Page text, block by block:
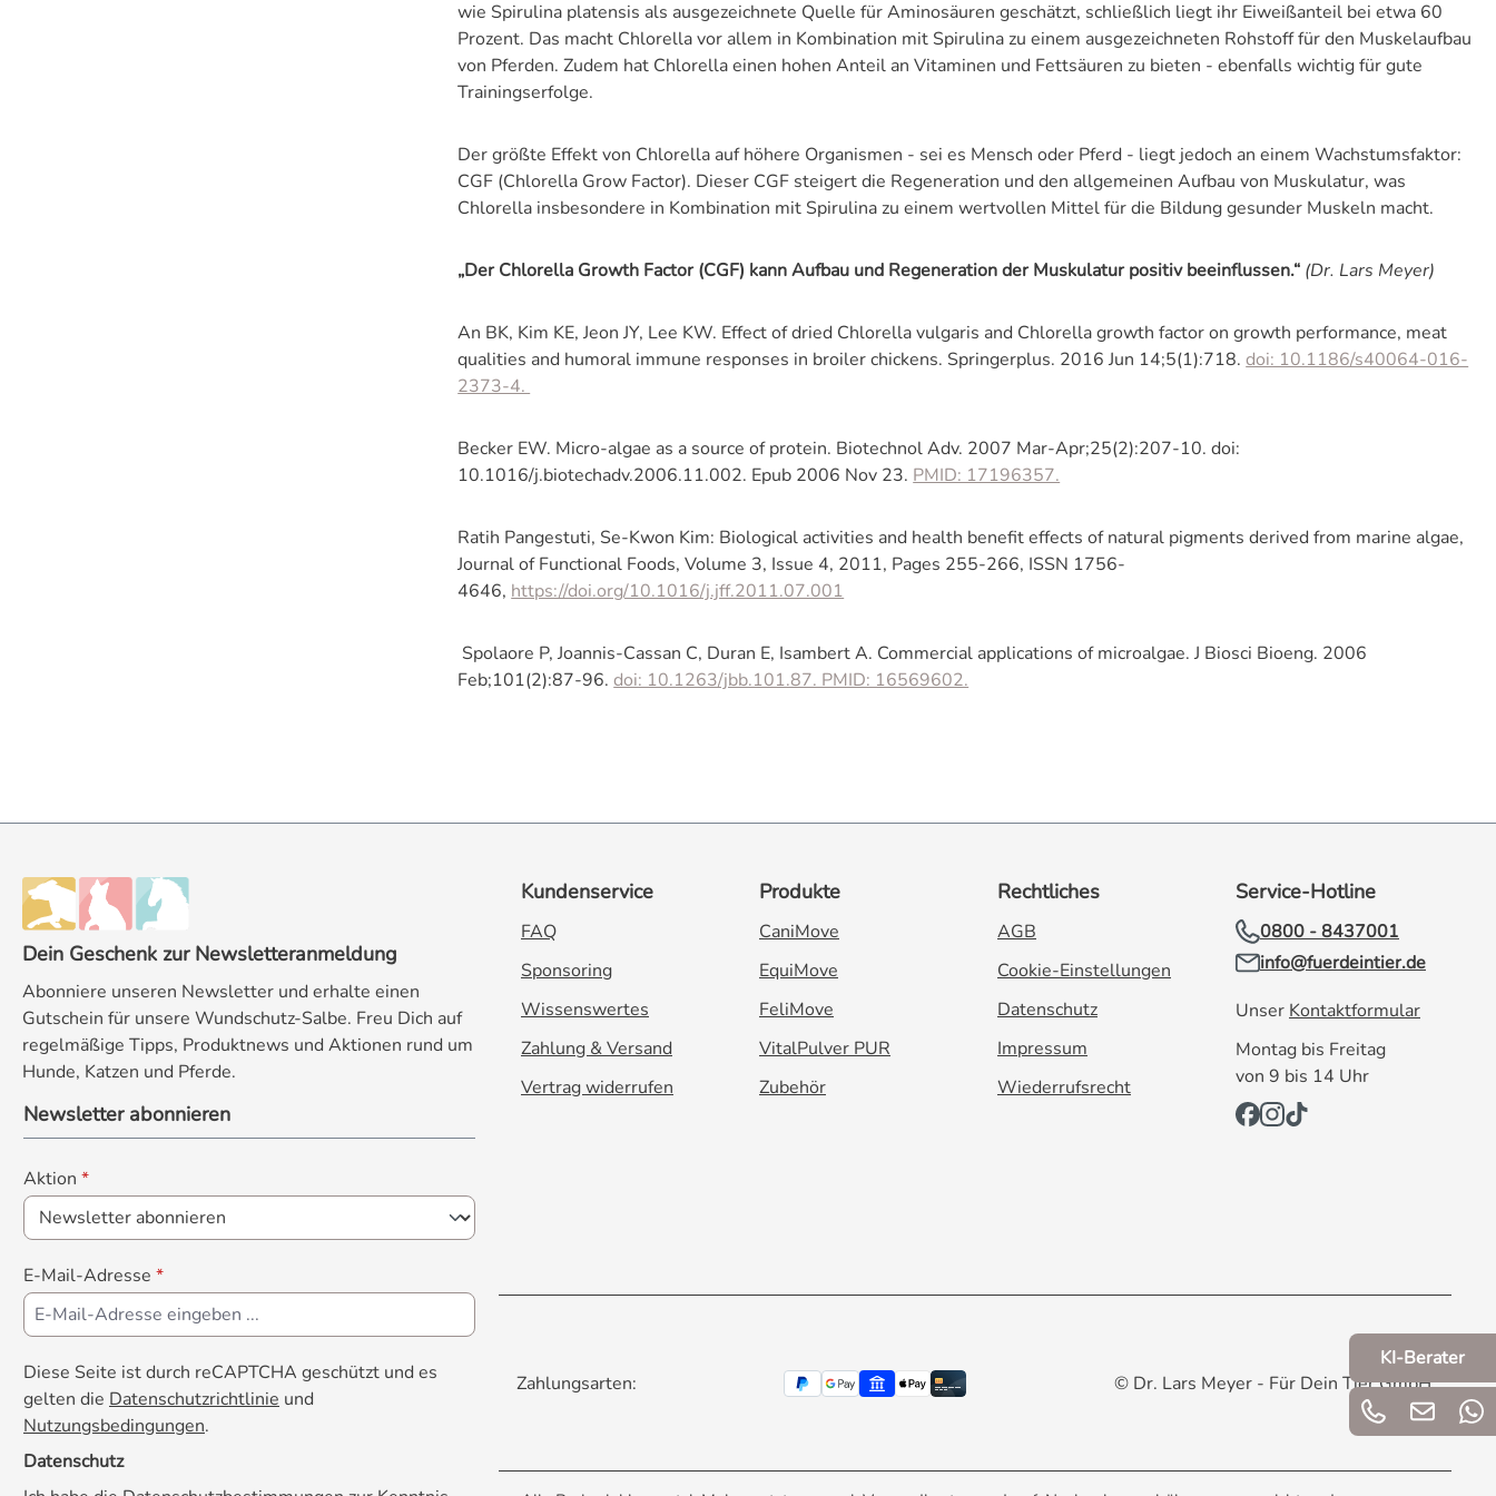
wie Spirulina platensis als ausgezeichnete Quelle für Aminosäuren geschätzt, schließlich liegt ihr Eiweißanteil bei etwa 60
Prozent. Das macht Chlorella vor allem in Kombination mit Spirulina zu einem ausgezeichneten Rohstoff für den Muskelaufbau
von Pferden. Zudem hat Chlorella einen hohen Anteil an Vitaminen und Fettsäuren zu bieten - ebenfalls wichtig für gute
Trainingserfolge.
Der größte Effekt von Chlorella auf höhere Organismen - sei es Mensch oder Pferd - liegt jedoch an einem Wachstumsfaktor:
CGF (Chlorella Grow Factor). Dieser CGF steigert die Regeneration und den allgemeinen Aufbau von Muskulatur, was
Chlorella insbesondere in Kombination mit Spirulina zu einem wertvollen Mittel für die Bildung gesunder Muskeln macht.
„Der Chlorella Growth Factor (CGF) kann Aufbau und Regeneration der Muskulatur positiv beeinflussen.“ (Dr. Lars Meyer)
An BK, Kim KE, Jeon JY, Lee KW. Effect of dried Chlorella vulgaris and Chlorella growth factor on growth performance, meat
qualities and humoral immune responses in broiler chickens. Springerplus. 2016 Jun 14;5(1):718.doi: 10.1186/s40064-016-
2373-4.
Becker EW. Micro-algae as a source of protein. Biotechnol Adv. 2007 Mar-Apr;25(2):207-10. doi:
10.1016/j.biotechadv.2006.11.002. Epub 2006 Nov 23. PMID: 17196357.
Ratih Pangestuti, Se-Kwon Kim: Biological activities and health benefit effects of natural pigments derived from marine algae,
Journal of Functional Foods, Volume 3, Issue 4, 2011, Pages 255-266, ISSN 1756-
4646, https://doi.org/10.1016/j.jff.2011.07.001
Spolaore P, Joannis-Cassan C, Duran E, Isambert A. Commercial applications of microalgae. J Biosci Bioeng. 2006
Feb;101(2):87-96.doi: 10.1263/jbb.101.87. PMID: 16569602.
Dein Geschenk zur Newsletteranmeldung
Abonniere unseren Newsletter und erhalte einen
Gutschein für unsere Wundschutz-Salbe. Freu Dich auf
regelmäßige Tipps, Produktnews und Aktionen rund um
Hunde, Katzen und Pferde.
Newsletter abonnieren
Aktion *
E-Mail-Adresse *
Diese Seite ist durch reCAPTCHA geschützt und es
gelten die Datenschutzrichtlinie und
Nutzungsbedingungen.
Datenschutz
Kundenservice
FAQ
Sponsoring
Wissenswertes
Zahlung & Versand
Vertrag widerrufen
Produkte
CaniMove
EquiMove
FeliMove
VitalPulver PUR
Zubehör
Rechtliches
AGB
Cookie-Einstellungen
Datenschutz
Impressum
Wiederrufsrecht
Service-Hotline
0800 - 8437001
info@fuerdeintier.de
Unser Kontaktformular
Montag bis Freitag
von 9 bis 14 Uhr
Zahlungsarten: © Dr. Lars Meyer - Für Dein Tier GmbH
KI-Berater